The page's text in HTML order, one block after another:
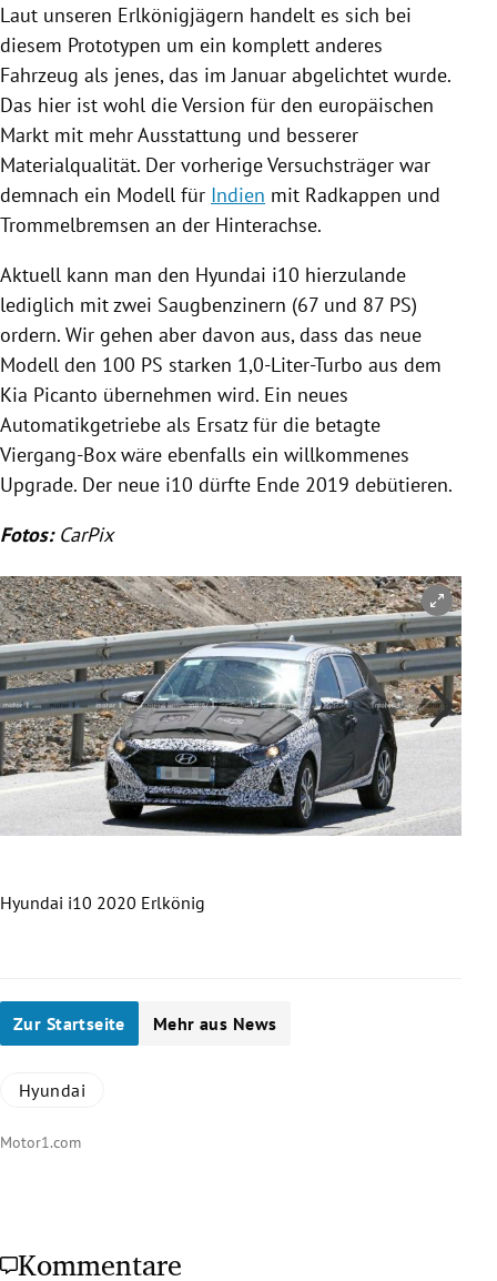
Laut unseren Erlkönigjägern handelt es sich bei
diesem Prototypen um ein komplett anderes
Fahrzeug als jenes, das im Januar abgelichtet wurde.
Das hier ist wohl die Version für den europäischen
Markt mit mehr Ausstattung und besserer
Materialqualität. Der vorherige Versuchsträger war
demnach ein Modell für Indien mit Radkappen und
Trommelbremsen an der Hinterachse.
Aktuell kann man den Hyundai i10 hierzulande
lediglich mit zwei Saugbenzinern (67 und 87 PS)
ordern. Wir gehen aber davon aus, dass das neue
Modell den 100 PS starken 1,0-Liter-Turbo aus dem
Kia Picanto übernehmen wird. Ein neues
Automatikgetriebe als Ersatz für die betagte
Viergang-Box wäre ebenfalls ein willkommenes
Upgrade. Der neue i10 dürfte Ende 2019 debütieren.
Fotos: CarPix
Hyundai i10 2020 Erlkönig
Zur Startseite Mehr aus News
Hyundai
Motor1.com
Kommentare